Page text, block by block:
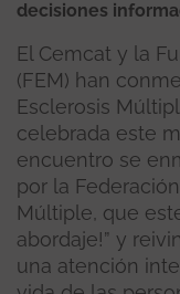
decisiones
El Cemcat y la
(FEM) han
Esclerosis
celebrada este
encuentro se
por la
Múltiple, que
abordaje!” y
una atención